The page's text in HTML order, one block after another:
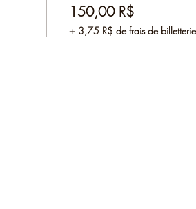
150,00 R$
+ 3,75 R$ de frais de billetterie